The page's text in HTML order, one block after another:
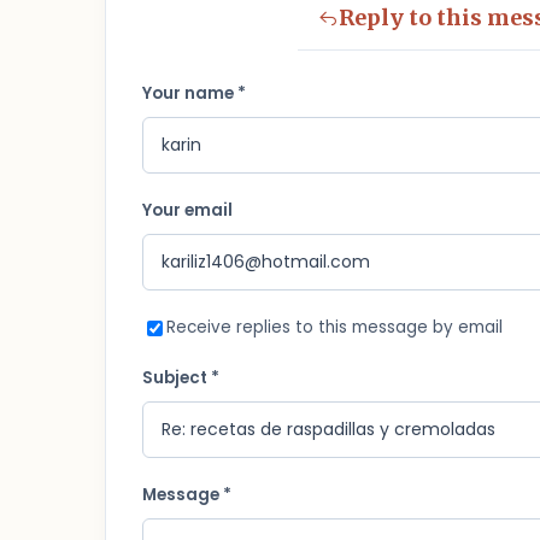
Reply to this
Your name *
Your email
Receive replies to this message by email
Subject *
Message *